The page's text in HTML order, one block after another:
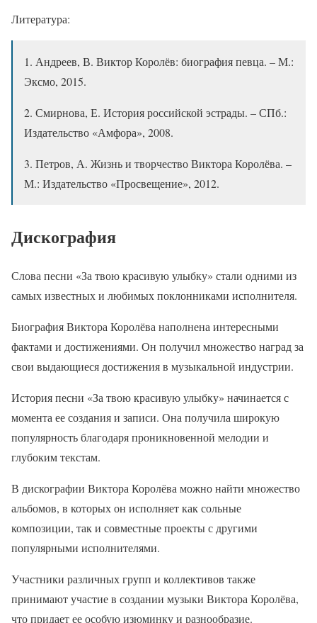
Литература:
1. Андреев, В. Виктор Королёв: биография певца. – М.:
Эксмо, 2015.
2. Смирнова, Е. История российской эстрады. – СПб.:
Издательство «Амфора», 2008.
3. Петров, А. Жизнь и творчество Виктора Королёва. –
М.: Издательство «Просвещение», 2012.
Дискография
Слова песни «За твою красивую улыбку» стали одними из
самых известных и любимых поклонниками исполнителя.
Биография Виктора Королёва наполнена интересными
фактами и достижениями. Он получил множество наград за
свои выдающиеся достижения в музыкальной индустрии.
История песни «За твою красивую улыбку» начинается с
момента ее создания и записи. Она получила широкую
популярность благодаря проникновенной мелодии и
глубоким текстам.
В дискографии Виктора Королёва можно найти множество
альбомов, в которых он исполняет как сольные
композиции, так и совместные проекты с другими
популярными исполнителями.
Участники различных групп и коллективов также
принимают участие в создании музыки Виктора Королёва,
что придает ее особую изюминку и разнообразие.